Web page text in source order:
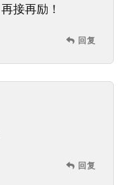
接再励！
回复
回复